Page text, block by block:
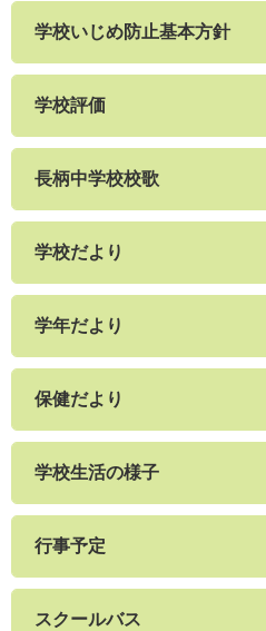
学校いじめ防止基本方針
学校評価
長柄中学校校歌
学校だより
学年だより
保健だより
学校生活の様子
行事予定
スクールバス